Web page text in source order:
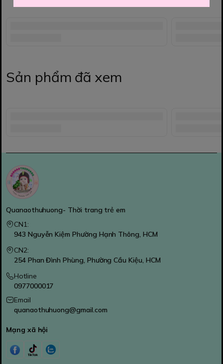
Sản phẩm đã xem
Quanaothuhuong- Thời trang trẻ em
CN1:
943 Nguyễn Kiệm Phường Hạnh Thông, HCM
CN2:
254 Phan Đình Phùng, Phường Cầu Kiệu, HCM
Hotline
0977000017
Email
quanaothuhuong@gmail.com
Mạng xã hội